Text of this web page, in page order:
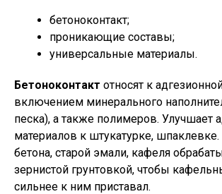
бетоноконтакт;
проникающие составы;
универсальные материалы.
Бетоноконтакт относят к
включением минерального
песка), а также полимеров. Улучшает
материалов к штукатурке,
бетона, старой эмали, кафеля
зернистой грунтовкой, чтобы
сильнее к ним приставал.